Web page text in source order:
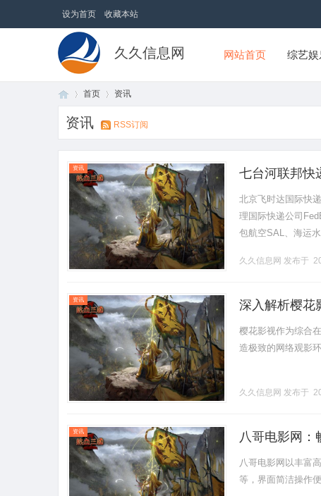
设为首页 收藏本站
久久信息网 网站首页 综艺娱
首页 资讯
资讯 RSS订阅
资讯 七台河联邦快
北京飞时达国际快
理国际快递公司
包航空SAL、海运
久久信息网 发布于
资讯 深入解析樱花
樱花影视作为综合
造极致的网络观影
久久信息网 发布于
资讯 八哥电影网：
八哥电影网以丰富
等，界面简洁操作